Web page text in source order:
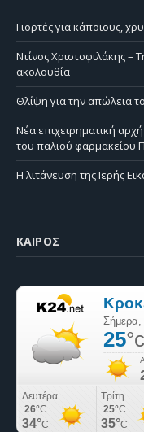
Γιορτές για κάποιους,
Ντίνος Χριστοφιλάκης –
ακολουθία
Θλίψη για την απώλεια
Νέα επιχειρηματική
του παλιού φαρμακείου
Η λιτάνευση της Ιερής
ΚΑΙΡΌΣ